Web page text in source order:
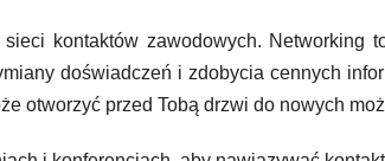
kontaktów zawodowych. Networking
doświadczeń i zdobycia cennych
otworzyć przed Tobą drzwi do nowych